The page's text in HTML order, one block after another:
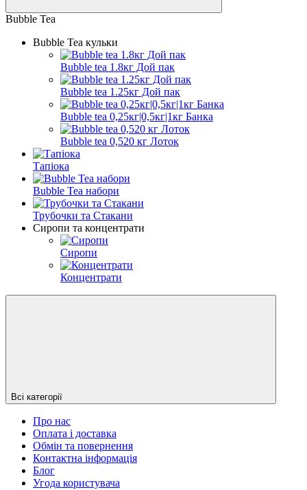
Bubble Tea
Bubble Tea кульки
Bubble tea 1.8кг Дой пак
Bubble tea 1.25кг Дой пак
Bubble tea 0,25кг|0,5кг|1кг Банка
Bubble tea 0,520 кг Лоток
Тапіока
Bubble Tea набори
Трубочки та Стакани
Сиропи та концентрати
Сиропи
Концентрати
Всі категорії
Про нас
Оплата і доставка
Обмін та повернення
Контактна інформація
Блог
Угода користувача